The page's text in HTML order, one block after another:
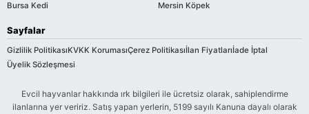
Bursa Kedi
Mersin Köpek
Sayfalar
Gizlilik PolitikasıKVKK KorumasıÇerez Politikasıİlan Fiyatlarıİade İptal
Üyelik Sözleşmesi
Evcil hayvanlar hakkında ırk bilgileri ile ücretsiz olarak, sahiplendirme
ilanlarına yer veririz. Satış yapan yerlerin, 5199 sayılı Kanuna dayalı olarak